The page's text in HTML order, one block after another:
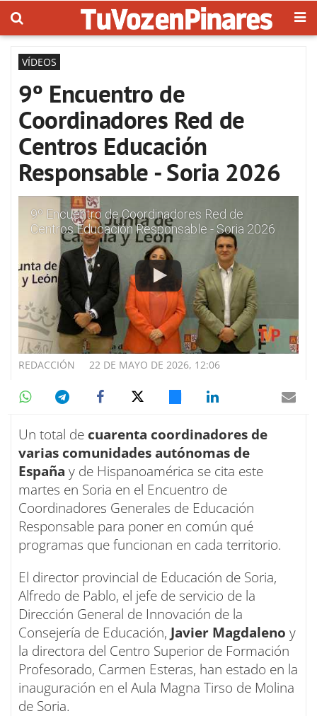
VÍDEOS
9º Encuentro de
Coordinadores Red de
Centros Educación
Responsable - Soria 2026
9º Encuentro de Coordinadores Red de
Centros Educación Responsable - Soria 2026
22 DE MAYO DE 2026, 12:06
REDACCIÓN
Un total de cuarenta coordinadores de
varias comunidades autónomas de
España y de Hispanoamérica se cita este
martes en Soria en el Encuentro de
Coordinadores Generales de Educación
Responsable para poner en común qué
programas que funcionan en cada territorio.
El director provincial de Educación de Soria,
Alfredo de Pablo, el jefe de servicio de la
Dirección General de Innovación de la
Consejería de Educación, Javier Magdaleno y
la directora del Centro Superior de Formación
Profesorado, Carmen Esteras, han estado en la
inauguración en el Aula Magna Tirso de Molina
de Soria.